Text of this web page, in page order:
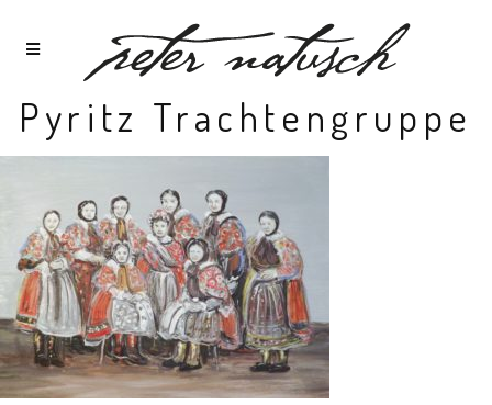
Pyritz Trachtengruppe